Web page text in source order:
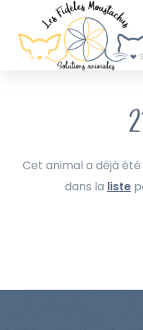
Cet animal a déjà
dans la liste